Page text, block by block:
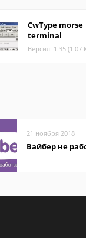
CwType morse
terminal
Версия: 1.35 (1.07
21 ноября 2018
Вайбер не